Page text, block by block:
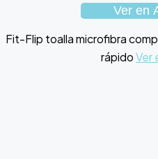
Ver en
Fit-Flip toalla microfibra
rápidoVer